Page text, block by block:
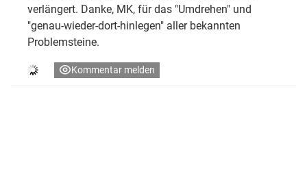
verlängert. Danke, MK, für das "Umdrehen" und
"genau-wieder-dort-hinlegen" aller bekannten
Problemsteine.
Kommentar melden